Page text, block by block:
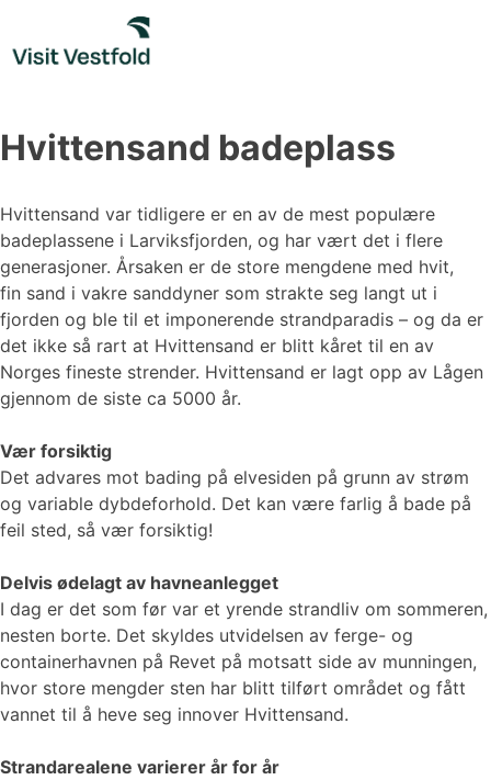
content
Hvittensand badeplass
Hvittensand var tidligere er en av de mest populære
badeplassene i Larviksfjorden, og har vært det i flere
generasjoner. Årsaken er de store mengdene med hvit,
fin sand i vakre sanddyner som strakte seg langt ut i
fjorden og ble til et imponerende strandparadis – og da er
det ikke så rart at Hvittensand er blitt kåret til en av
Norges fineste strender. Hvittensand er lagt opp av Lågen
gjennom de siste ca 5000 år.
Vær forsiktig
Det advares mot bading på elvesiden på grunn av strøm
og variable dybdeforhold. Det kan være farlig å bade på
feil sted, så vær forsiktig!
Delvis ødelagt av havneanlegget
I dag er det som før var et yrende strandliv om sommeren,
nesten borte. Det skyldes utvidelsen av ferge- og
containerhavnen på Revet på motsatt side av munningen,
hvor store mengder sten har blitt tilført området og fått
vannet til å heve seg innover Hvittensand.
Strandarealene varierer år for år